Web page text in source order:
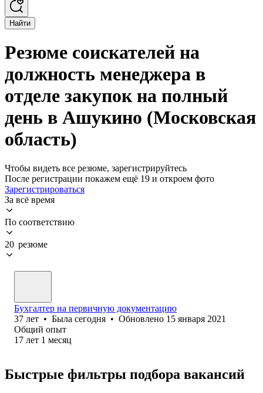
Найти
Резюме соискателей на
должность менеджера в
отделе закупок на полный
день в Ашукино (Московская
область)
Чтобы видеть все резюме, зарегистрируйтесь
После регистрации покажем ещё 19 и откроем фото
Зарегистрироваться
За всё время
По соответствию
20 резюме
Бухгалтер на первичную документацию
37 лет • Была сегодня • Обновлено 15 января 2021
Общий опыт
17 лет 1 месяц
Быстрые фильтры подбора вакансий